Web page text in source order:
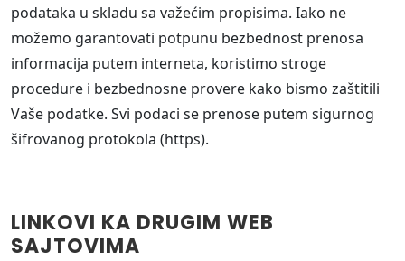
podataka u skladu sa važećim propisima. Iako ne
možemo garantovati potpunu bezbednost prenosa
informacija putem interneta, koristimo stroge
procedure i bezbednosne provere kako bismo zaštitili
Vaše podatke. Svi podaci se prenose putem sigurnog
šifrovanog protokola (https).
LINKOVI KA DRUGIM WEB
SAJTOVIMA